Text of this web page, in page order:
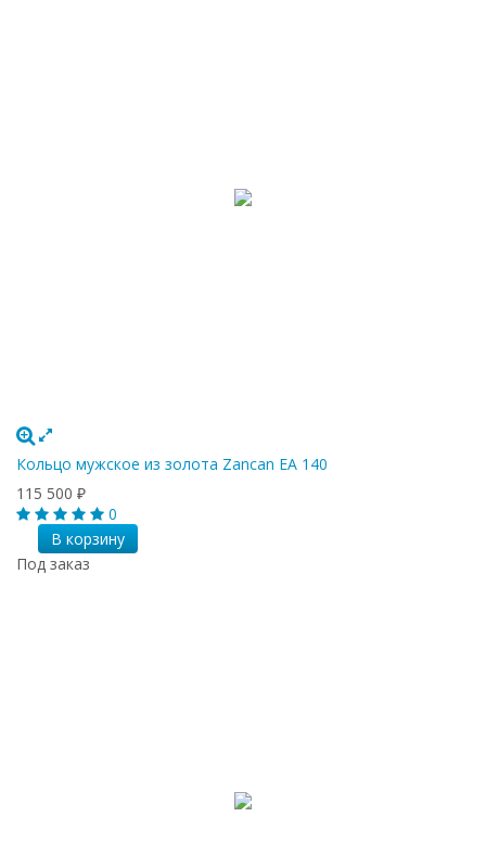
Кольцо мужское из золота Zancan EA 140
115 500 ₽
0
В корзину
Под заказ